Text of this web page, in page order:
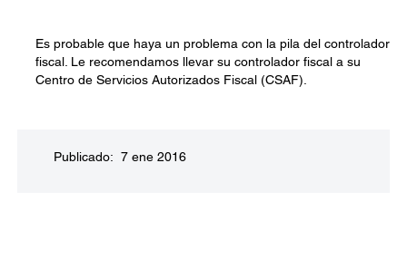
Es probable que haya un problema con la pila del controlador
fiscal. Le recomendamos llevar su controlador fiscal a su
Centro de Servicios Autorizados Fiscal (CSAF).
Publicado: 7 ene 2016